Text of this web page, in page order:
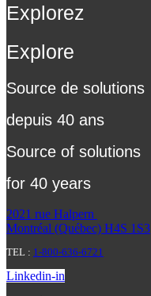
Explorez
Explore
Source de solutions
depuis 40 ans
Source of solutions
for 40 years
2021 rue Halpern
Montréal (Québec) H4S 1S3
TEL : 1-800-636-6721
Linkedin-in